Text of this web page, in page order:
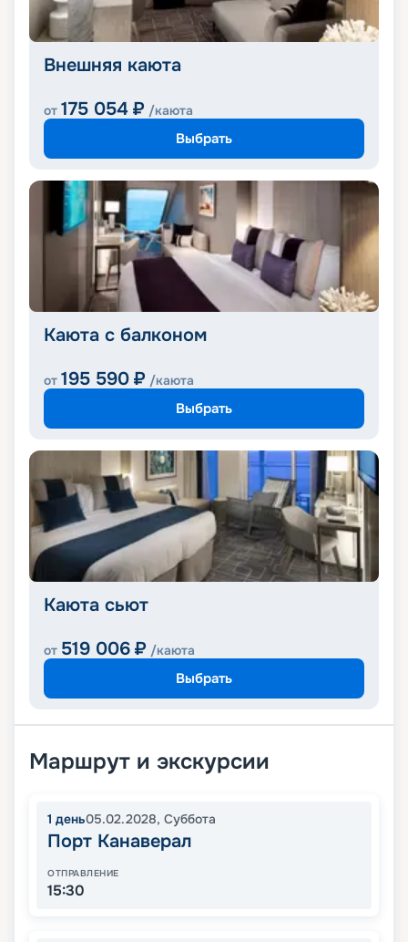
Внешняя каюта
от 175 054 ₽ /каюта
Выбрать
Каюта с балконом
от 195 590 ₽ /каюта
Выбрать
Каюта сьют
от 519 006 ₽ /каюта
Выбрать
Маршрут и экскурсии
1 день05.02.2028, Суббота
Порт Канаверал
ОТПРАВЛЕНИЕ
15:30